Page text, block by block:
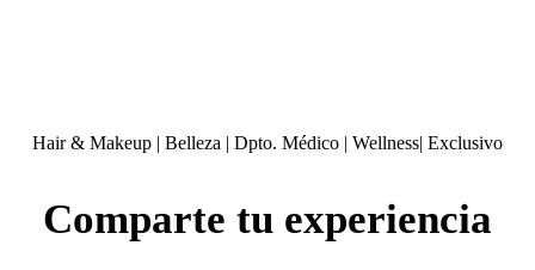
Hair & Makeup | Belleza | Dpto. Médico | Wellness| Exclusivo
Comparte tu experiencia